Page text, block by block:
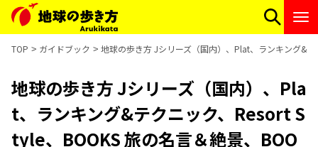
TOP ガイドブック 地球の歩き方 Jシリーズ（国内）、Plat、ランキング&
地球の歩き方 Jシリーズ（国内）、Pla
t、ランキング&テクニック、Resort S
tyle、BOOKS 旅の名言＆絶景、BOO